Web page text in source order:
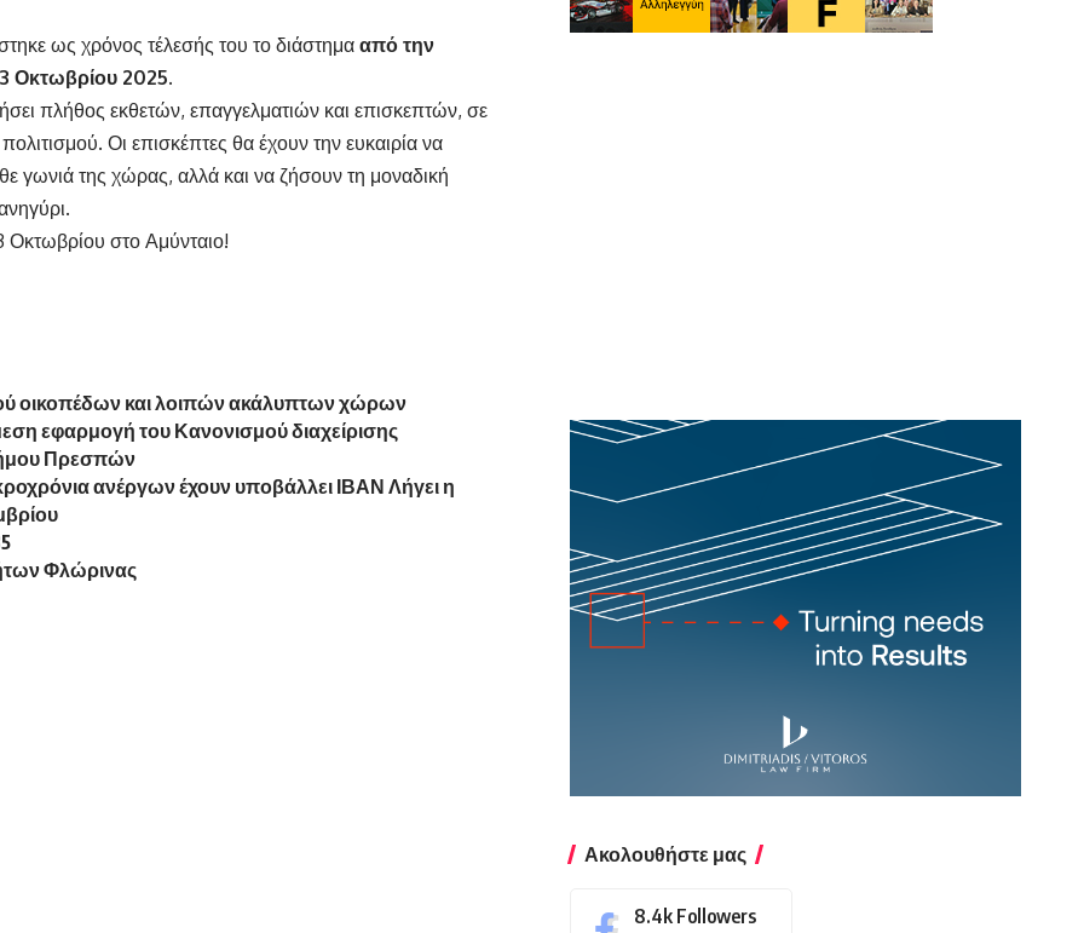
ως χρόνος τέλεσής του το διάστημα από την
Οκτωβρίου 2025.
πλήθος εκθετών, επαγγελματιών και επισκεπτών, σε
Οι επισκέπτες θα έχουν την ευκαιρία να
γωνιά της χώρας, αλλά και να ζήσουν τη μοναδική
Οκτωβρίου στο Αμύνταιο!
οικοπέδων και λοιπών ακάλυπτων χώρων
εφαρμογή του Κανονισμού διαχείρισης
Πρεσπών
ανέργων έχουν υποβάλλει ΙΒΑΝ Λήγει η
Φλώρινας
Ακολουθήστε μας
8.4k Followers